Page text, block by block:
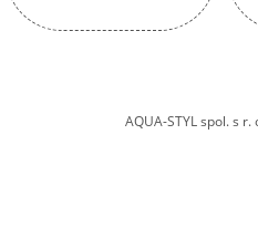
AQUA-STYL spol.